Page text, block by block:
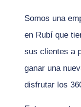
Somos una
en Rubí que
sus clientes a
ganar una
disfrutar los